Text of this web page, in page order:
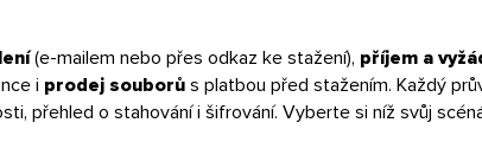
(e-mailem nebo přes odkaz ke stažení), příjem a
i prodej souborůs platbou před stažením. Každý
přehled o stahování i šifrování. Vyberte si níž svůj